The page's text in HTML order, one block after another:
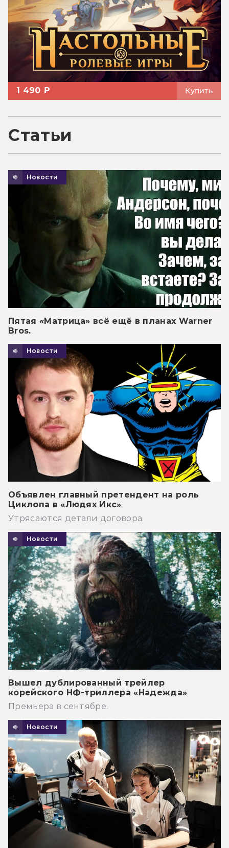
1 490 ₽ Купить
Статьи
Новости
Пятая «Матрица» всё ещё в планах Warner
Bros.
Новости
Объявлен главный претендент на роль
Циклопа в «Людях Икс»
Утрясаются детали договора.
Новости
Вышел дублированный трейлер
корейского НФ-триллера «Надежда»
Премьера в сентябре.
Новости